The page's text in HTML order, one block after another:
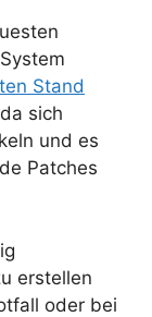
Stand
sich
und es
Patches
erstellen
oder bei